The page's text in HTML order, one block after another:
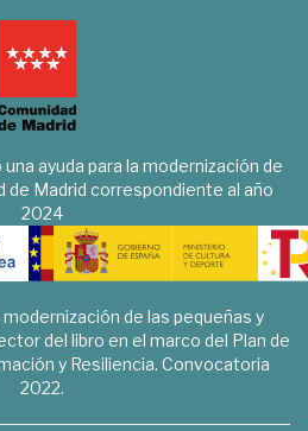
ayuda para la modernización de
de Madrid correspondiente al año
2024
modernización de las pequeñas y
del libro en el marco del Plan de
y Resiliencia. Convocatoria
2022.